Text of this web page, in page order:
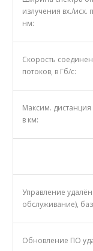
излучения вх./исх.
нм:
Скорость
потоков, в Гб/с:
Максим. дистанция
в км:
Управление
обслуживание),
Обновление ПО